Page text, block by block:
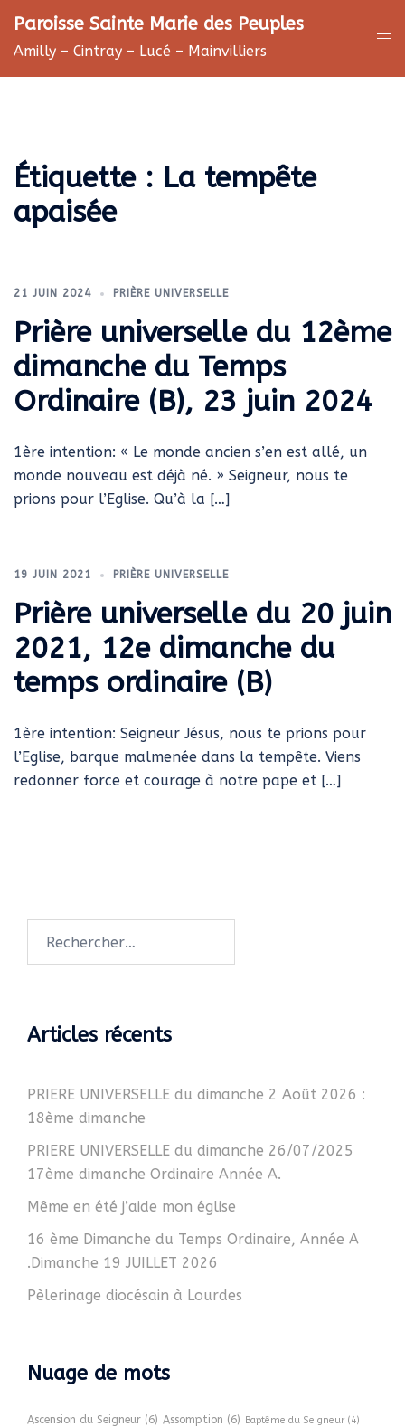
au
contenu
Paroisse Sainte Marie des Peuples
Amilly – Cintray – Lucé – Mainvilliers
Étiquette : La tempête
apaisée
21 JUIN 2024 PRIÈRE UNIVERSELLE
Prière universelle du 12ème
dimanche du Temps
Ordinaire (B), 23 juin 2024
1ère intention: « Le monde ancien s’en est allé, un
monde nouveau est déjà né. » Seigneur, nous te
prions pour l’Eglise. Qu’à la […]
19 JUIN 2021 PRIÈRE UNIVERSELLE
Prière universelle du 20 juin
2021, 12e dimanche du
temps ordinaire (B)
1ère intention: Seigneur Jésus, nous te prions pour
l’Eglise, barque malmenée dans la tempête. Viens
redonner force et courage à notre pape et […]
Articles récents
PRIERE UNIVERSELLE du dimanche 2 Août 2026 :
18ème dimanche
PRIERE UNIVERSELLE du dimanche 26/07/2025
17ème dimanche Ordinaire Année A.
Même en été j’aide mon église
16 ème Dimanche du Temps Ordinaire, Année A
.Dimanche 19 JUILLET 2026
Pèlerinage diocésain à Lourdes
Nuage de mots
Ascension du Seigneur (6) Assomption (6) Baptême du Seigneur (4)